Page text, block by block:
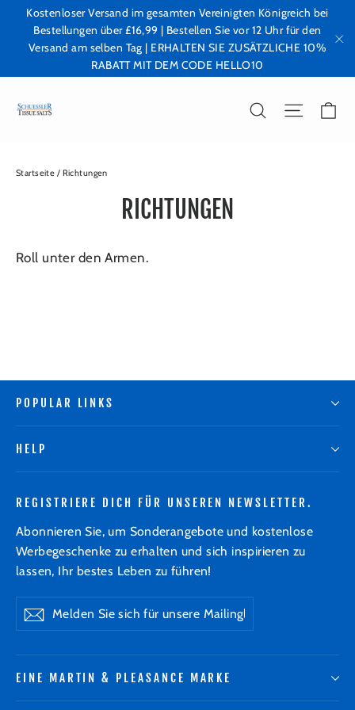
Direkt
Inhalt
Kostenloser Versand im gesamten Vereinigten Königreich bei
Bestellungen über £16,99 | Bestellen Sie vor 12 Uhr für den
Versand am selben Tag | ERHALTEN SIE ZUSÄTZLICHE 10%
RABATT MIT DEM CODE HELLO10
SUCHE
Startseite / Richtungen
RICHTUNGEN
Roll unter den Armen.
POPULAR LINKS
HELP
REGISTRIERE DICH FÜR UNSEREN NEWSLETTER.
Abonnieren Sie, um Sonderangebote und kostenlose
Werbegeschenke zu erhalten und sich inspirieren zu
lassen, Ihr bestes Leben zu führen!
Melden
Sie
für
Abonnieren
EINE MARTIN & PLEASANCE MARKE